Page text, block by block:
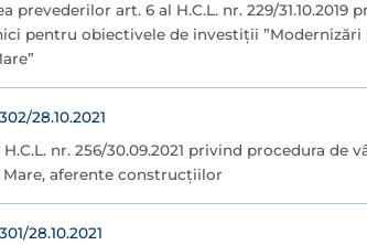
prevederilor art. 6 al H.C.L. nr. 229/
pentru obiectivele de investiții
28.10.2021
nr. 256/30.09.2021 privind procedura
aferente construcţiilor
28.10.2021